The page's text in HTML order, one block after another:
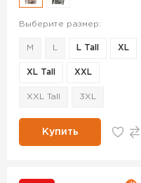
Выберите размер:
M L Tall XL
XL Tall XXL
XXL Tall 3XL
Купить